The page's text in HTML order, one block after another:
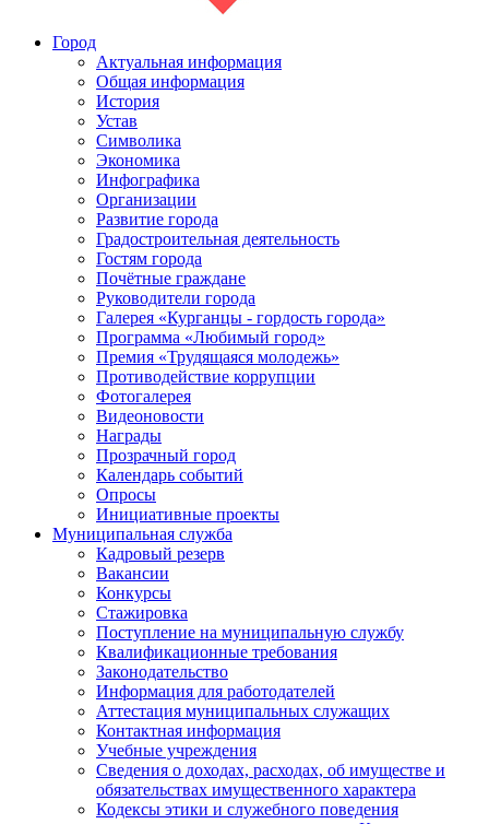
Город
Актуальная информация
Общая информация
История
Устав
Символика
Экономика
Инфографика
Организации
Развитие города
Градостроительная деятельность
Гостям города
Почётные граждане
Руководители города
Галерея «Курганцы - гордость города»
Программа «Любимый город»
Премия «Трудящаяся молодежь»
Противодействие коррупции
Фотогалерея
Видеоновости
Награды
Прозрачный город
Календарь событий
Опросы
Инициативные проекты
Муниципальная служба
Кадровый резерв
Вакансии
Конкурсы
Стажировка
Поступление на муниципальную службу
Квалификационные требования
Законодательство
Информация для работодателей
Аттестация муниципальных служащих
Контактная информация
Учебные учреждения
Сведения о доходах, расходах, об имуществе и
обязательствах имущественного характера
Кодексы этики и служебного поведения